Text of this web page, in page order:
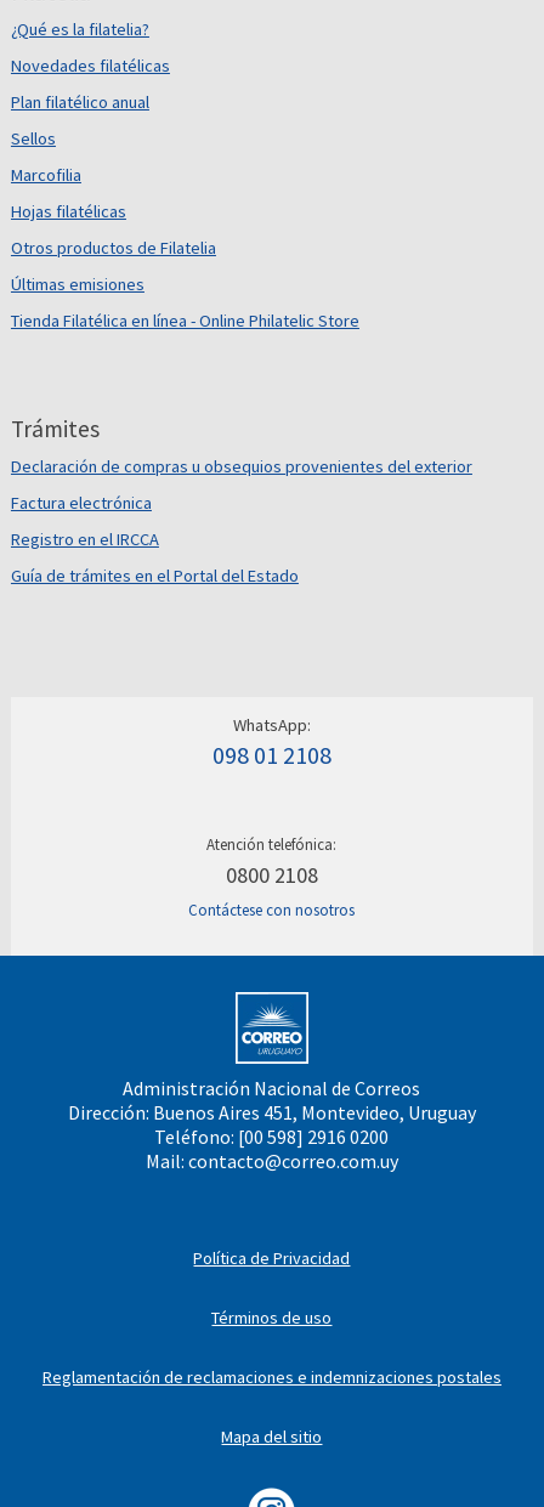
¿Qué es la filatelia?
Novedades filatélicas
Plan filatélico anual
Sellos
Marcofilia
Hojas filatélicas
Otros productos de Filatelia
Últimas emisiones
Tienda Filatélica en línea - Online Philatelic Store
Trámites
Declaración de compras u obsequios provenientes del exterior
Factura electrónica
Registro en el IRCCA
Guía de trámites en el Portal del Estado
WhatsApp:
098 01 2108
Atención telefónica:
0800 2108
Contáctese con nosotros
Administración Nacional de Correos
Dirección: Buenos Aires 451, Montevideo, Uruguay
Teléfono: [00 598] 2916 0200
Mail: contacto@correo.com.uy
Política de Privacidad
Términos de uso
Reglamentación de reclamaciones e indemnizaciones postales
Mapa del sitio